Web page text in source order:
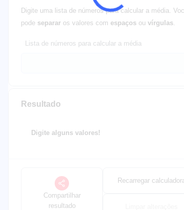
Digite uma lista de números para calcular a média.
pode separar os valores com espaços ou vírgulas.
Lista de números para calcular a média
Resultado
Digite alguns valores!
Compartilhar
resultado
Recarregar